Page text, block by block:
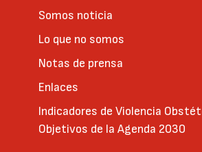
Somos noticia
Lo que no somos
Notas de prensa
Enlaces
Indicadores de Violencia
Objetivos de la Agenda 2030